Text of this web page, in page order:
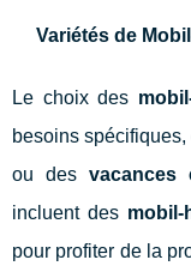
Variétés de
Le choix des
besoins
ou desvacances
incluent des
pour profiter de la